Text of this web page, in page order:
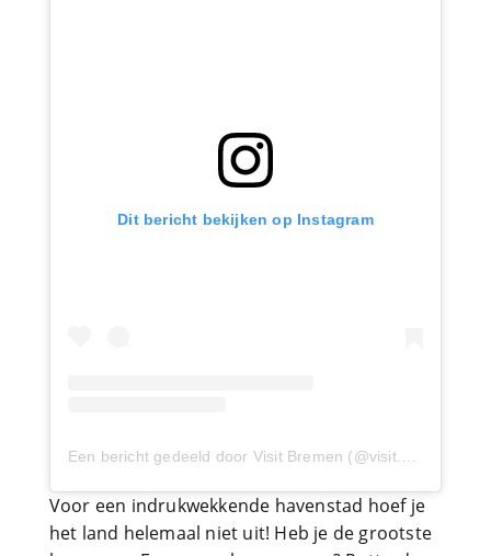
Dit bericht bekijken op Instagram
Voor een indrukwekkende havenstad hoef je
het land helemaal niet uit! Heb je de grootste